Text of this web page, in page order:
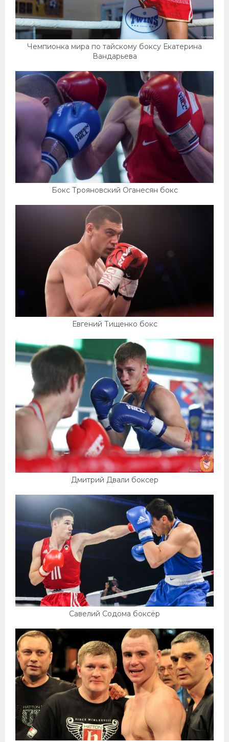
Чемпионка мира по тайскому боксу Екатерина
Вандарьева
Бокс Трояновский Оганесян бокс
Евгений Тищенко бокс
Дмитрий Двали боксер
Савелий Содома боксёр